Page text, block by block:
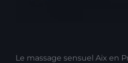
Le massage sensuel Aix en